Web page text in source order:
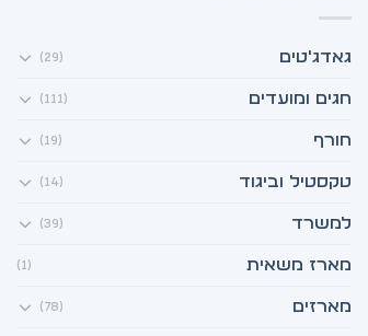
גאדג'טים (29)
חגים ומועדים (111)
חורף (19)
טקסטיל וביגוד (14)
למשרד (39)
מארז משאית (1)
מארזים (78)